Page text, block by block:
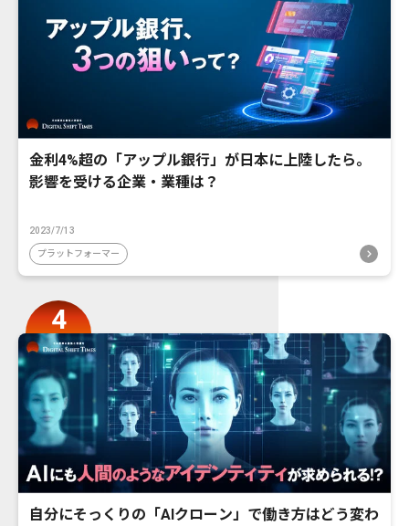
金利4%超の「アップル銀行」が日本に上陸したら。
影響を受ける企業・業種は？
2023/7/13
プラットフォーマー
自分にそっくりの「AIクローン」で働き方はどう変わ